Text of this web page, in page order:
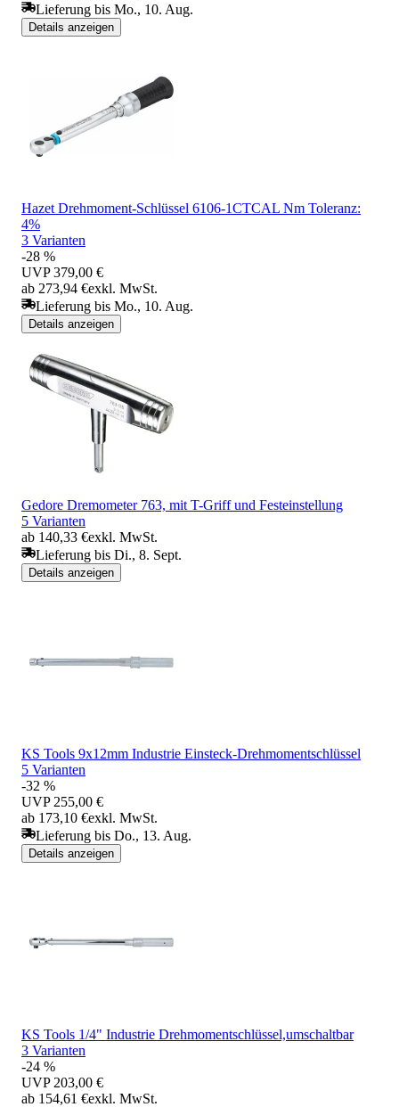
Lieferung bis Mo., 10. Aug.
Details anzeigen
Hazet Drehmoment-Schlüssel 6106-1CTCAL Nm Toleranz:
4%
3 Varianten
-28 %
UVP 379,00 €
ab 273,94 €exkl. MwSt.
Lieferung bis Mo., 10. Aug.
Details anzeigen
Gedore Dremometer 763, mit T-Griff und Festeinstellung
5 Varianten
ab 140,33 €exkl. MwSt.
Lieferung bis Di., 8. Sept.
Details anzeigen
KS Tools 9x12mm Industrie Einsteck-Drehmomentschlüssel
5 Varianten
-32 %
UVP 255,00 €
ab 173,10 €exkl. MwSt.
Lieferung bis Do., 13. Aug.
Details anzeigen
KS Tools 1/4" Industrie Drehmomentschlüssel,umschaltbar
3 Varianten
-24 %
UVP 203,00 €
ab 154,61 €exkl. MwSt.